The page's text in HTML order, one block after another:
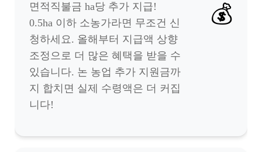
면적직불금 ha당 추가 지급!
0.5ha 이하 소농가라면 무조건 신
청하세요. 올해부터 지급액 상향
조정으로 더 많은 혜택을 받을 수
있습니다. 논 농업 추가 지원금까
지 합치면 실제 수령액은 더 커집
니다!
💰